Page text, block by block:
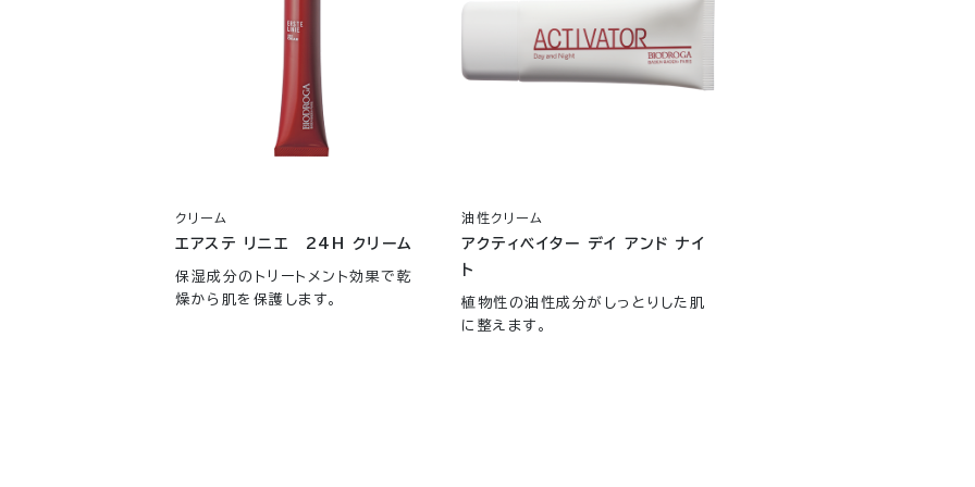
クリーム
エアステ リニエ 24H クリーム
保湿成分のトリートメント効果で乾
燥から肌を保護します。
油性クリーム
アクティベイター デイ アンド ナイ
ト
植物性の油性成分がしっとりした肌
に整えます。